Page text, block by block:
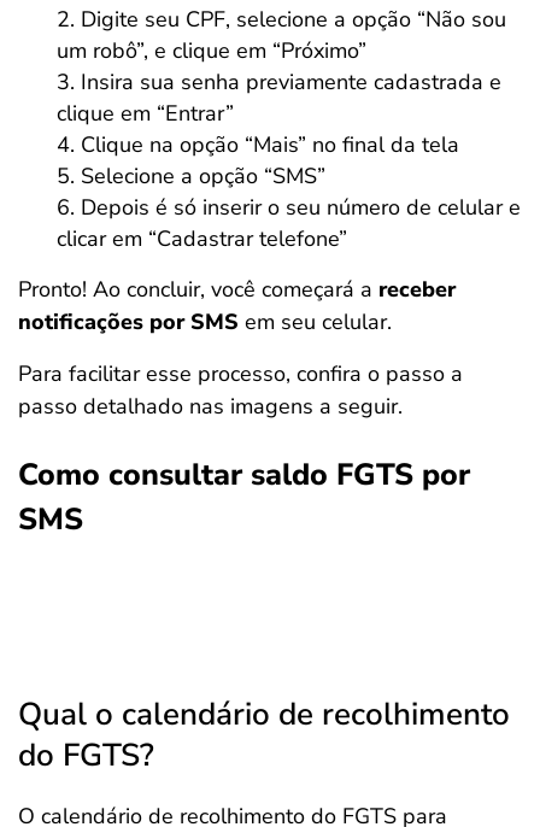
Digite seu CPF, selecione a opção “Não sou
um robô”, e clique em “Próximo”
Insira sua senha previamente cadastrada e
clique em “Entrar”
Clique na opção “Mais” no final da tela
Selecione a opção “SMS”
Depois é só inserir o seu número de celular e
clicar em “Cadastrar telefone”
Pronto! Ao concluir, você começará a receber
notificações por SMS em seu celular.
Para facilitar esse processo, confira o passo a
passo detalhado nas imagens a seguir.
Como consultar saldo FGTS por
SMS
Qual o calendário de recolhimento
do FGTS?
O calendário de recolhimento do FGTS para